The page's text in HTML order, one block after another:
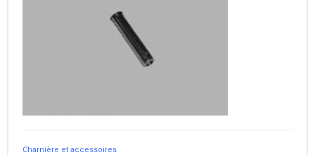
Charnière et accessoires